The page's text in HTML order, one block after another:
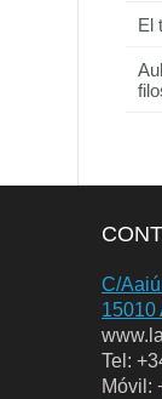
El
C/
15010
Tel:
Móvil: